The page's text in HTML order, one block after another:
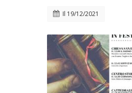
Il 19/12/2021